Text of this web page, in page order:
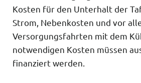
Kosten für den Unterhalt der
Strom, Nebenkosten und vor
Versorgungsfahrten mit dem
notwendigen Kosten müssen
finanziert werden.